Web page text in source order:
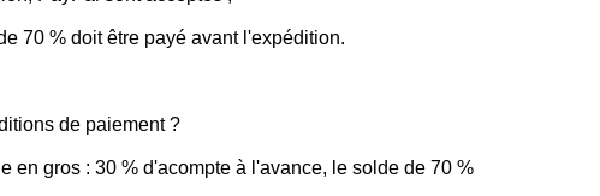
70 % doit être payé avant l'expédition.
de paiement ?
en gros : 30 % d'acompte à l'avance, le solde de 70 %